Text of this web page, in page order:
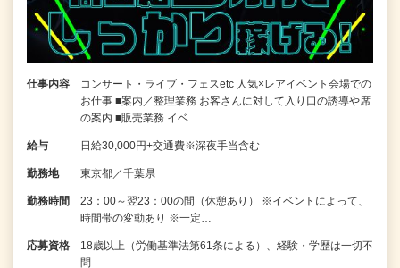
仕事内容
コンサート・ライブ・フェスetc 人気×レアイベント会場での
お仕事 ■案内／整理業務 お客さんに対して入り口の誘導や席
の案内 ■販売業務 イベ…
給与 日給30,000円+交通費※深夜手当含む
勤務地 東京都／千葉県
勤務時間
23：00～翌23：00の間（休憩あり） ※イベントによって、
時間帯の変動あり ※一定…
応募資格
18歳以上（労働基準法第61条による）、経験・学歴は一切不
問